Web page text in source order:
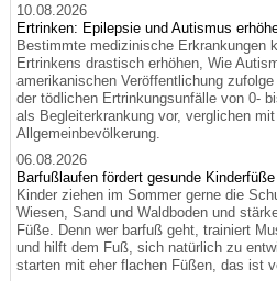
10.08.2026
Ertrinken: Epilepsie und Autismus
Bestimmte medizinische Erkrankungen
Ertrinkens drastisch erhöhen, Wie
amerikanischen Veröffentlichung
der tödlichen Ertrinkungsunfälle von 0-
als Begleiterkrankung vor, verglichen
Allgemeinbevölkerung.
06.08.2026
Barfußlaufen fördert gesunde Kinderfüße
Kinder ziehen im Sommer gerne die
Wiesen, Sand und Waldboden und
Füße. Denn wer barfuß geht, trainiert
und hilft dem Fuß, sich natürlich zu
starten mit eher flachen Füßen, das ist